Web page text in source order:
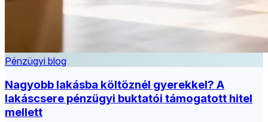
Pénzügyi blog
Nagyobb lakásba költöznél gyerekkel? A
lakáscsere pénzügyi buktatói támogatott hitel
mellett